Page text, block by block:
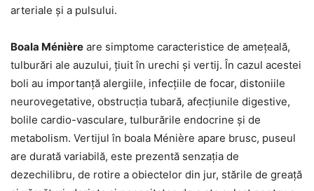
arteriale și a pulsului.
Boala Ménière are simptome caracteristice de amețeală,
tulburări ale auzului, țiuit în urechi și vertij. În cazul acestei
boli au importanță alergiile, infecțiile de focar, distoniile
neurovegetative, obstrucția tubară, afecțiunile digestive,
bolile cardio-vasculare, tulburările endocrine și de
metabolism. Vertijul în boala Ménière apare brusc, puseul
are durată variabilă, este prezentă senzația de
dezechilibru, de rotire a obiectelor din jur, stările de greață